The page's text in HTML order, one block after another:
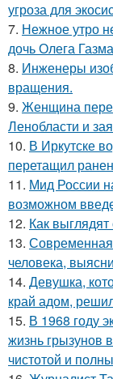
угроза для
7. Нежное утро
дочь Олега
8. Инженеры
вращения.
9. Женщина
Ленобласти и
10. В Иркутске
перетащил
11. Мид России
возможном
12. Как
13.
человека,
14. Девушка,
край адом,
15. В 1968 году
жизнь грызунов
чистотой и